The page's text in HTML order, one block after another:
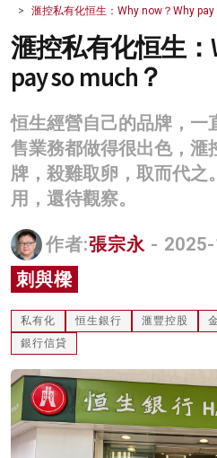
生活
健康
商業
科技
影片
名家榜
灼見活動
關於我們
滙控私有化恒生：Why now？Why
滙控私有化恒生：
pay so much？
恒生經營自己的品牌，一
售業務都做得很出色，滙
牌，殺雞取卵，取而代之
用，還待觀察。
作者:張宗永 -
刺與樑
私有化 恒生銀行 滙豐控股
銀行信貸